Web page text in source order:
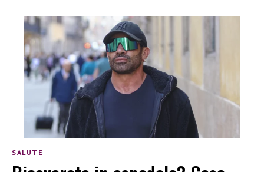
SALUTE